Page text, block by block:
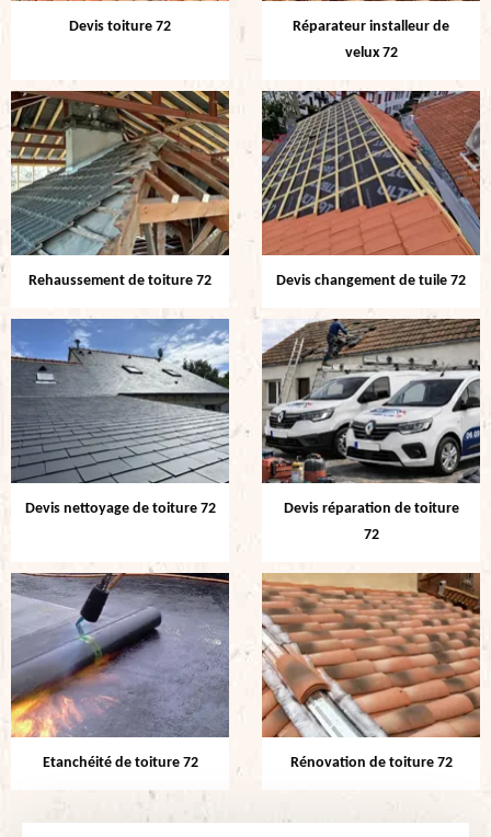
Devis toiture 72
Réparateur installeur de
velux 72
Rehaussement de toiture 72 Devis changement de tuile 72
Devis nettoyage de toiture 72
Devis réparation de toiture
72
Etanchéité de toiture 72 Rénovation de toiture 72